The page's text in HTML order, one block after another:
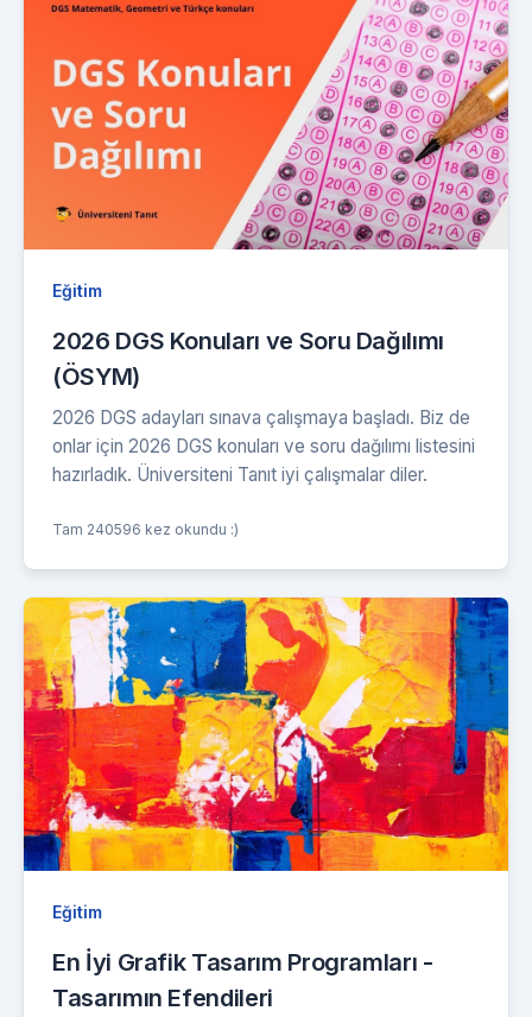
Eğitim
2026 DGS Konuları ve Soru Dağılımı
(ÖSYM)
2026 DGS adayları sınava çalışmaya başladı. Biz de
onlar için 2026 DGS konuları ve soru dağılımı listesini
hazırladık. Üniversiteni Tanıt iyi çalışmalar diler.
Tam 240596 kez okundu :)
Eğitim
En İyi Grafik Tasarım Programları -
Tasarımın Efendileri